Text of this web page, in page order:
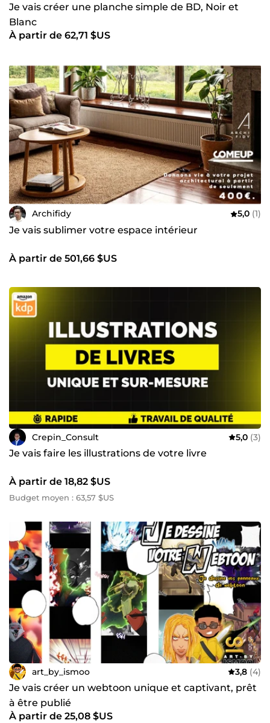
Je vais créer une planche simple de BD, Noir et
Blanc
À partir de 62,71 $US
Archifidy 5,0 (1)
Je vais sublimer votre espace intérieur
À partir de 501,66 $US
Crepin_Consult 5,0 (3)
Je vais faire les illustrations de votre livre
À partir de 18,82 $US
Budget moyen : 63,57 $US
art_by_ismoo 3,8 (4)
Je vais créer un webtoon unique et captivant, prêt
à être publié
À partir de 25,08 $US